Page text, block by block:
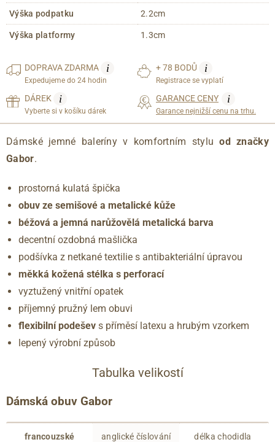
Výška podpatku 2.2cm
Výška platformy 1.3cm
DOPRAVAZDARMA i
Expedujeme do 24 hodin
+ 78 BODŮ i
Registrace se vyplatí
DÁREK i
Vyberte si v košíku dárek
GARANCE CENY i
Garance nejnižší cenu na trhu.
Dámské jemné baleríny v komfortním styluod značky
Gabor.
prostorná kulatá špička
obuv ze semišové a metalické kůže
béžová a jemná narůžovělá metalická barva
decentní ozdobná mašlička
podšívka z netkané textilie s antibakteriální úpravou
měkká kožená stélka s perforací
vyztužený vnitřní opatek
příjemný pružný lem obuvi
flexibilní podešev s příměsí latexu a hrubým vzorkem
lepený výrobní způsob
Tabulka velikostí
Dámská obuv Gabor
francouzské
anglické číslování
délka chodidla